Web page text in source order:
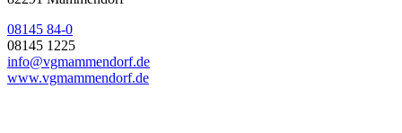
08145 84-0
08145 1225
info@vgmammendorf.de
www.vgmammendorf.de